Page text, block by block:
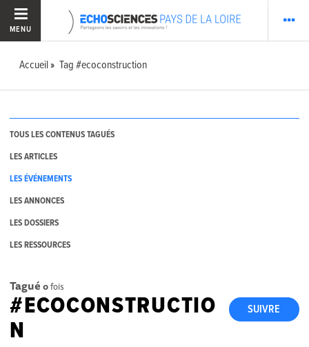
MENU
Accueil Tag #ecoconstruction
TOUS LES CONTENUS TAGUÉS
LES ARTICLES
LES ÉVÉNEMENTS
LES ANNONCES
LES DOSSIERS
LES RESSOURCES
Tagué 0fois
SUIVRE
#ECOCONSTRUCTIO
N